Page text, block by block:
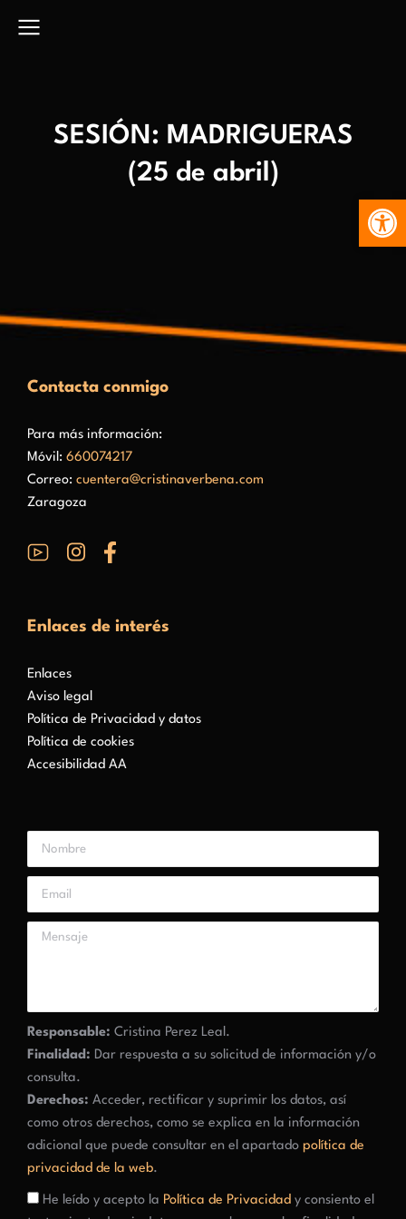
SESIÓN: MADRIGUERAS
(25 de abril)
Contacta conmigo
Para más información:
Móvil: 660074217
Correo: cuentera@cristinaverbena.com
Zaragoza
Enlaces de interés
Enlaces
Aviso legal
Política de Privacidad y datos
Política de cookies
Accesibilidad AA
Responsable: Cristina Perez Leal.
Finalidad: Dar respuesta a su solicitud de información y/o
consulta.
Derechos: Acceder, rectificar y suprimir los datos, así
como otros derechos, como se explica en la información
adicional que puede consultar en el apartado política de
privacidad de la web.
He leído y acepto la Política de Privacidad y consiento el